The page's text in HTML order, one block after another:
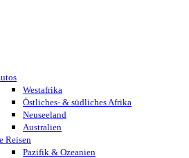
Westafrika
Östliches- & südliches Afrika
Neuseeland
Australien
Reisen
Pazifik & Ozeanien